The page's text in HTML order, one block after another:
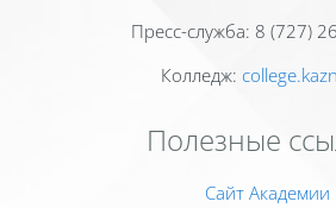
Пресс-служба: 8 (727)
Колледж:
Полезные
Сайт Академии